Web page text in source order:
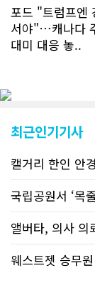
포드 "트럼프엔
서야"…캐나다
대미 대응 놓..
최근인기기사